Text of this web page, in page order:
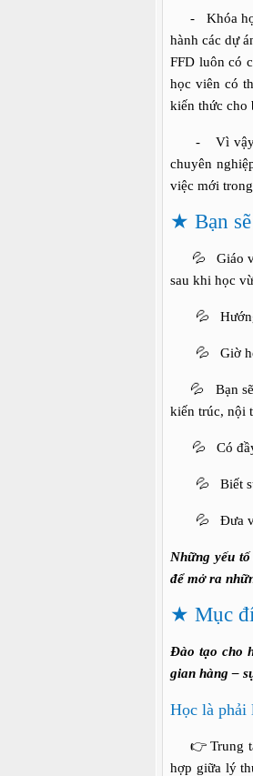
- Khóa học
hành các dự
FFD luôn có
học viên có
kiến thức cho
- Vì vậy,
chuyên
việc mới
★ Bạn
💦 Giáo
sau khi học
💦 Hướng
💦 Giờ học
💦 Bạn sẽ
kiến trúc, nội
💦 Có đầy
💦 Biết sử
💦 Đưa vật
Những yếu
để mở ra
★ Mục
Đào tạo cho
gian hàng –
Học là phải
👉 Trung
hợp giữa lý